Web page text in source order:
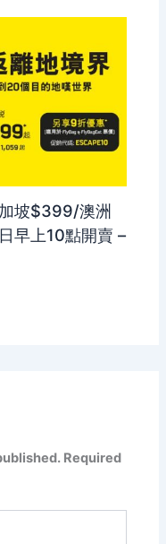
坡$399/澳洲
早上10點開賣 –
Required